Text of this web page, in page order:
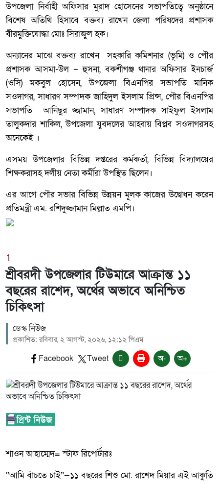
উপজেলা নির্বাহী অফিসার মুরাদ হোসেনের সভাপতিত্বে অনুষ্ঠানে
বিশেষ অতিথি হিসাবে বক্তব্য রাখেন জেলা পরিষদের প্রশাসক
বীরমুক্তিযোদ্ধা মোঃ সিরাজুল হক।
অন্যানের মাঝে বক্তব্য রাখেন সহকারি কমিশনার (ভূমি) ও পৌর
প্রশাসক আসমা-উল – হুসনা, বকশীগঞ্জ থানার অফিসার ইনচার্জ
(ওসি) মকবুল হোসেন, উপজেলা বিএনপির সভাপতি মানিক
সওদাগর, সাধারণ সম্পাদক জাহিদুল ইসলাম প্রিন্স, পৌর বিএনপির
সভাপতি আনিছুর জ্জামান, সাধারণ সম্পাদক সাইফুল ইসলাম
তালুকদার শাকিল, উপজেলা যুবদলের আহ্বায় বিপ্লব সওদাগরসহ
অনেকেই ।
এসময় উপজেলার বিভিন্ন দপ্তরের কর্মকর্তা, বিভিন্ন বিদ্যালয়ের
শিক্ষকরাসহ দলীয় নেতা কর্মীরা উপস্থিত ছিলেন।
এর আগে পৌর সভার বিভিন্ন উন্নয়ন মূলক কাজের উদ্বোধন করেন
প্রতিমন্ত্রী এম. রশিদুজ্জামান মিল্লাত এমপি।
1
শ্রীবরদী উপজেলার টিউমারে আক্রান্ত ১১
বছরের রাশেদ, অর্থের অভাবে অনিশ্চিত
চিকিৎসা
ডেস্ক নিউজ
প্রকাশিত: রবিবার, ২ আগস্ট, ২০২৬, ১২:১২ পিএম
Facebook Tweet অ- অ+
শাওন আহাম্মেদ= স্টাফ রিপোর্টারঃ
“আমি বাঁচতে চাই”—১১ বছরের শিশু মো. রাশেদ মিয়ার এই আকুতি